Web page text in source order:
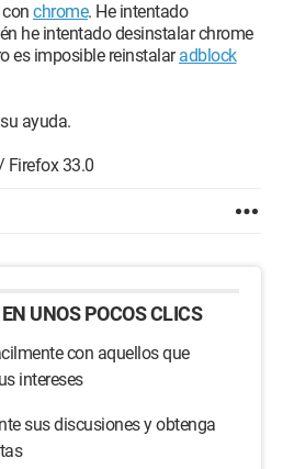
chrome. He intentado
he intentado desinstalar chrome
es imposible reinstalaradblock
ayuda.
Firefox 33.0
UNOS POCOS CLICS
con aquellos que
intereses
sus discusiones y obtenga